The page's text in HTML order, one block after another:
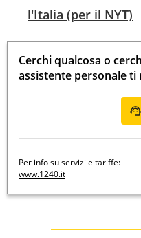
l'Italia (per il NYT)
Cerchi qualcosa o
assistente personale ti
Per info su servizi e tariffe:
www.1240.it